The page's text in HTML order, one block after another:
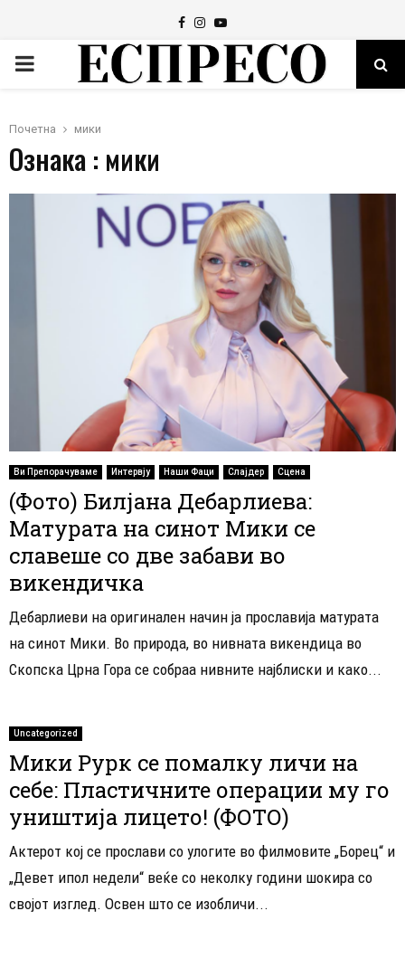
Facebook
Instagram
Youtube
PRIMARY
Почетна мики
Ознака : мики
Ви Препорачуваме Интервју Наши Фаци Слајдер Сцена
(Фото) Билјана Дебарлиева:
Матурата на синот Мики се
славеше со две забави во
викендичка
Дебарлиеви на оригинален начин ја прославија матурата
на синот Мики. Во природа, во нивната викендица во
Скопска Црна Гора се собраа нивните најблиски и како...
Uncategorized
Мики Рурк се помалку личи на
себе: Пластичните операции му го
уништија лицето! (ФОТО)
Актерот кој се прослави со улогите во филмовите „Борец“ и
„Девет ипол недели“ веќе со неколку години шокира со
својот изглед. Освен што се изобличи...